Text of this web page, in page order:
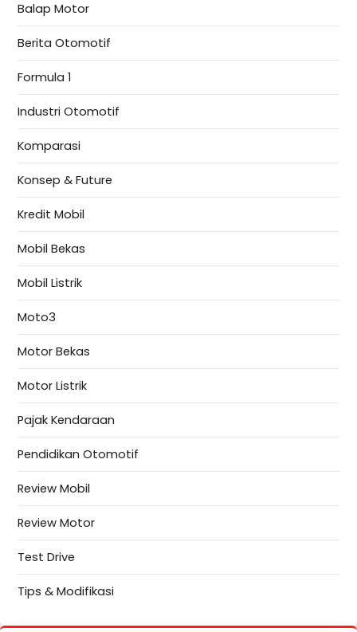
Balap Motor
Berita Otomotif
Formula 1
Industri Otomotif
Komparasi
Konsep & Future
Kredit Mobil
Mobil Bekas
Mobil Listrik
Moto3
Motor Bekas
Motor Listrik
Pajak Kendaraan
Pendidikan Otomotif
Review Mobil
Review Motor
Test Drive
Tips & Modifikasi